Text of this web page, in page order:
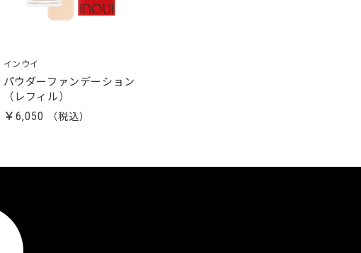
インウイ
パウダーファンデーション
（レフィル）
￥6,050